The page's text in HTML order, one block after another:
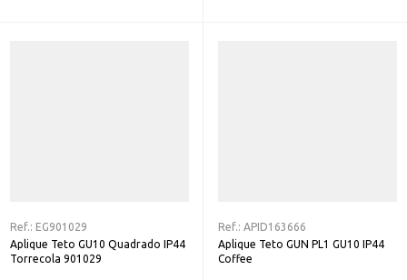
Ref.: EG901029
Aplique Teto GU10 Quadrado IP44
Torrecola 901029
Ref.: APID163666
Aplique Teto GUN PL1 GU10 IP44
Coffee